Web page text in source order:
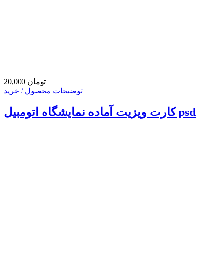
20,000 تومان
توضیحات محصول / خرید
کارت ویزیت آماده نمایشگاه اتومبیل psd